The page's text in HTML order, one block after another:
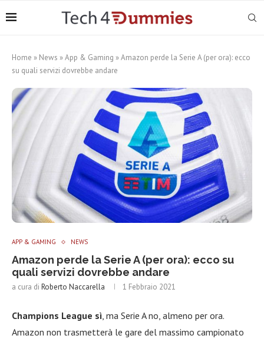
Home » News »App & Gaming »Amazon perde la Serie A (per ora): ecco
su quali servizi dovrebbe andare
APP & GAMING NEWS
Amazon perde la Serie A (per ora): ecco su
quali servizi dovrebbe andare
a cura di Roberto Naccarella 1 Febbraio 2021
Champions League sì, ma Serie A no, almeno per ora.
Amazon non trasmetterà le gare del massimo campionato